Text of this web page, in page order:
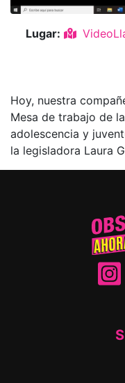
Lugar:
Hoy, nuestra
Mesa de trabajo de
adolescencia y
la legisladora Laura